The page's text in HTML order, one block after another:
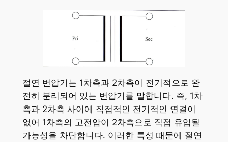
절연 변압기는 1차측과 2차측이 전기적으로 완
전히 분리되어 있는 변압기를 말합니다. 즉, 1차
측과 2차측 사이에 직접적인 전기적인 연결이
없어 1차측의 고전압이 2차측으로 직접 유입될
가능성을 차단합니다. 이러한 특성 때문에 절연